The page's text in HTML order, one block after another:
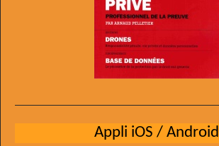
Appli iOS / Android